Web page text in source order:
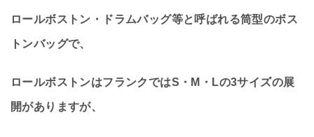
ロールボストン・ドラムバッグ等と呼ばれる筒型のボス
トンバッグで、
ロールボストンはフランクではS・M・Lの3サイズの展
開がありますが、